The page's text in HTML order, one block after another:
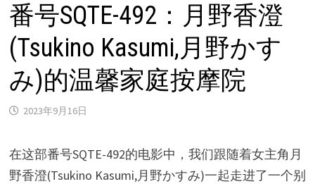
番号SQTE-492：月野香澄
(Tsukino Kasumi,月野かす
み)的温馨家庭按摩院
2023年9月16日
在这部番号SQTE-492的电影中，我们跟随着女主角月
野香澄(Tsukino Kasumi,月野かすみ)一起走进了一个别